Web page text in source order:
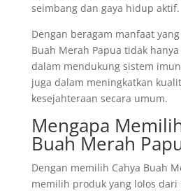
seimbang dan gaya hidup aktif.
Dengan beragam manfaat
Buah Merah Papua tidak
dalam mendukung sistem
juga dalam meningkatkan
kesejahteraan secara umum.
Mengapa
Buah Merah
Dengan memilih Cahya Buah
memilih produk yang lolos dari